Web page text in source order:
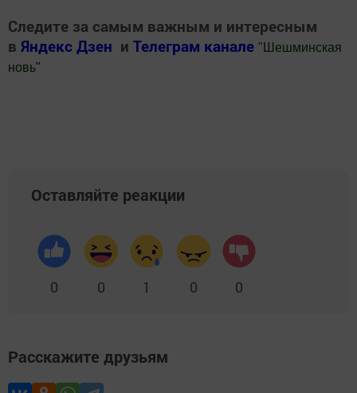
Следите за самым важным и интересным
в Яндекс Дзен и Телеграм канале " Шешминская
новь"
Оставляйте реакции
0 0 1 0 0
Расскажите друзьям